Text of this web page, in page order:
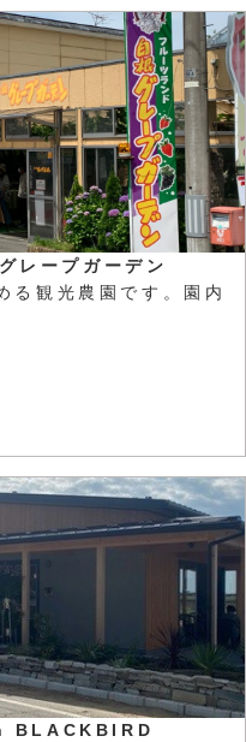
レープガーデン
る観光農園です。園内